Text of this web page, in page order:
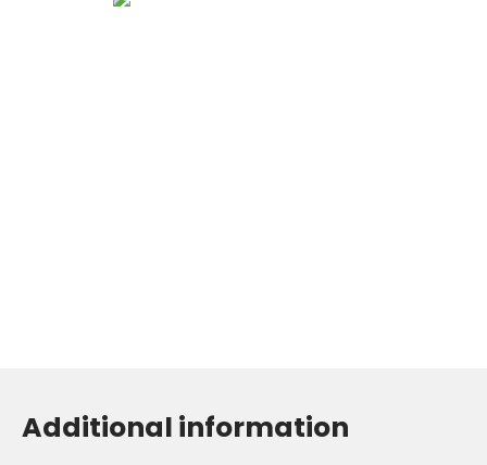
Additional information